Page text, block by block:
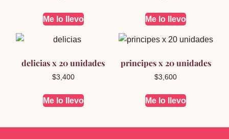
Me lo llevo Me lo llevo
delicias x 20 unidades
$3,400
Me lo llevo
principes x 20 unidades
$3,600
Me lo llevo